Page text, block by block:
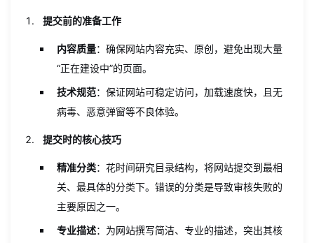
提交前的准备工作
内容质量：确保网站内容充实、原创，避免出现大量
“正在建设中”的页面。
技术规范：保证网站可稳定访问，加载速度快，且无
病毒、恶意弹窗等不良体验。
提交时的核心技巧
精准分类：花时间研究目录结构，将网站提交到最相
关、最具体的分类下。错误的分类是导致审核失败的
主要原因之一。
专业描述：为网站撰写简洁、专业的描述，突出其核